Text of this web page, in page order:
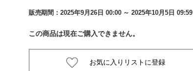
京都岡崎
販売期間： 2025年9月26日 00:00 ～ 2025年10月5日 09:59
この商品は現在ご購入できません。